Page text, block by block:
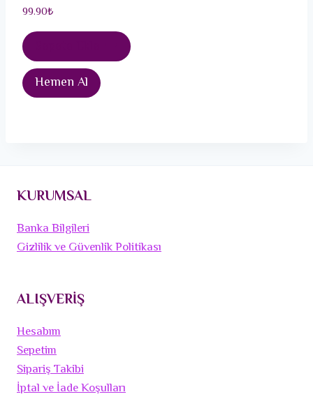
99.90₺
Hemen Al
KURUMSAL
Banka Bilgileri
Gizlilik ve Güvenlik Politikası
ALIŞVERİŞ
Hesabım
Sepetim
Sipariş Takibi
İptal ve İade Koşulları